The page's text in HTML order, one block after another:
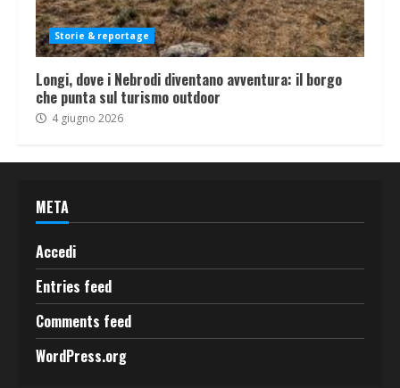
Storie & reportage
Longi, dove i Nebrodi diventano avventura: il borgo
che punta sul turismo outdoor
4 giugno 2026
META
Accedi
Entries feed
Comments feed
WordPress.org